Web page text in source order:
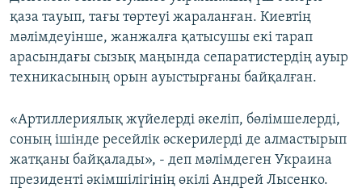
қаза тауып, тағы төртеуі жараланған. Киевтің
мәлімдеуінше, жанжалға қатысушы екі тарап
арасындағы сызық маңында сепаратистердің ауыр
техникасының орын ауыстырғаны байқалған.
«Артиллериялық жүйелерді әкеліп, бөлімшелерді,
соның ішінде ресейлік әскерилерді де алмастырып
жатқаны байқалады», - деп мәлімдеген Украина
президенті әкімшілігінің өкілі Андрей Лысенко.